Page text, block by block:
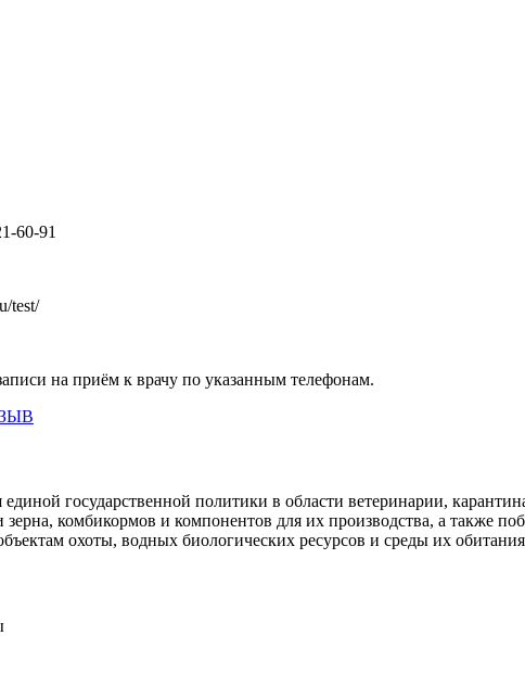
60-91
test/
на приём к врачу по указанным телефонам.
государственной политики в области ветеринарии,
зерна, комбикормов и компонентов для их производства, а также
охоты, водных биологических ресурсов и среды их